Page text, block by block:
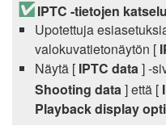
IPTC -tietojen katselu
Upotettuja
valokuvatietonäytön [
Näytä [ IPTC data] -
Shooting data] että [
Playback display